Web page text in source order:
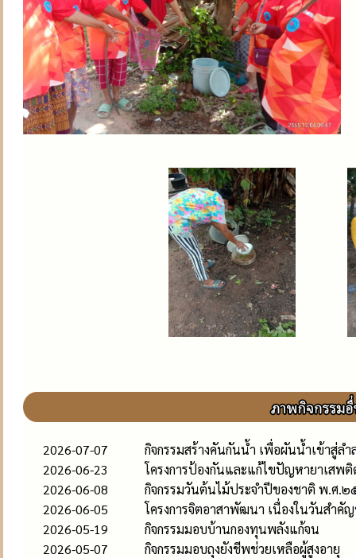
2026-07-07
กิจกรรมสร้างคันกันน้ำ เพื่อผันน้ำเข้าสู่ลำ
2026-06-23
โครงการป้องกันและแก้ไขปัญหายาเสพ
2026-06-08
กิจกรรมวันต้นไม้ประจำปีของชาติ พ.ศ.
2026-06-05
โครงการจิตอาสาพัฒนา เนื่องในวันสำ
2026-05-19
กิจกรรมมอบบ้านกองทุนพลังแก้จน
2026-05-07
กิจกรรมมอบถุงยังชีพช่วยเหลือผู้สูงอายุ